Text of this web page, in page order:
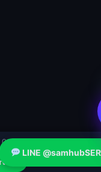
124-1206
LINE